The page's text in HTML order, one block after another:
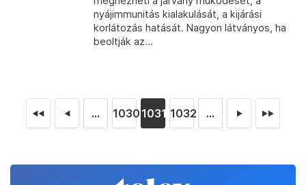
nyájimmunitás kialakulását, a kijárási
korlátozás hatását. Nagyon látványos, ha
beoltják az...
◄◄ ◄ ... 1030 1031 1032 ... ► ►►